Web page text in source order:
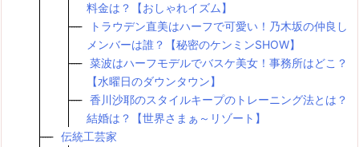
料金は？【おしゃれイズム】
トラウデン直美はハーフで可愛い！乃木坂の仲良し
メンバーは誰？【秘密のケンミンSHOW】
菜波はハーフモデルでバスケ美女！事務所はどこ？
【水曜日のダウンタウン】
香川沙耶のスタイルキープのトレーニング法とは？
結婚は？【世界さまぁ～リゾート】
伝統工芸家